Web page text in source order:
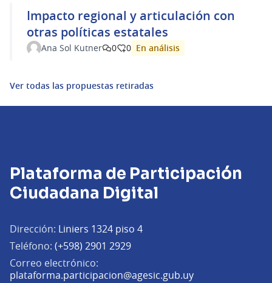
Impacto regional y articulación con
otras políticas estatales
Ana Sol Kutner 0 0 En análisis
Ver todas las propuestas retiradas
Plataforma de Participación
Ciudadana Digital
Dirección: Liniers 1324 piso 4
Teléfono: (+598) 2901 2929
Correo electrónico:
plataforma.participacion@agesic.gub.uy(Abrir en una